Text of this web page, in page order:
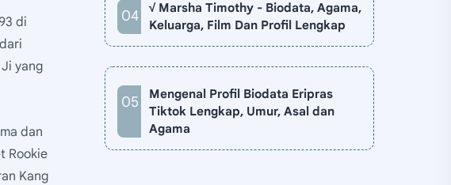
di
yang
dan
Rookie
Kang
√ Marsha Timothy - Biodata, Agama,
Keluarga, Film Dan Profil Lengkap
Mengenal Profil Biodata Eripras
Tiktok Lengkap, Umur, Asal dan
Agama